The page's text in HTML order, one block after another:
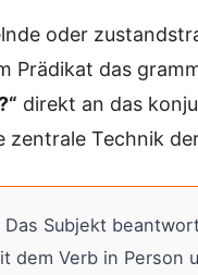
oder
Prädikat das
direkt an das
zentrale Technik
Das Subjekt
dem Verb in Person